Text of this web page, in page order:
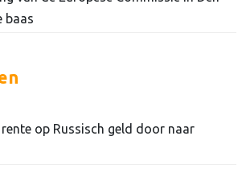
baas
op Russisch geld door naar